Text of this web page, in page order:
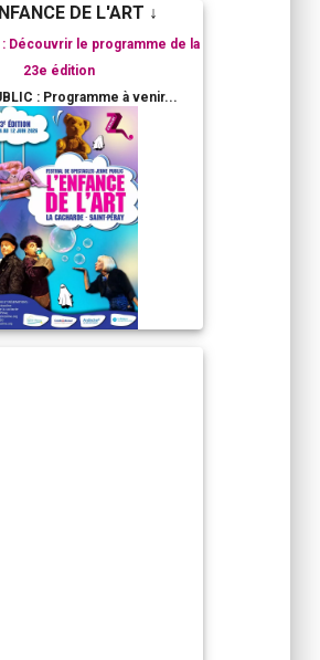
DE L'ART ↓
: Découvrir le programme de la
23e édition
: Programme à venir...